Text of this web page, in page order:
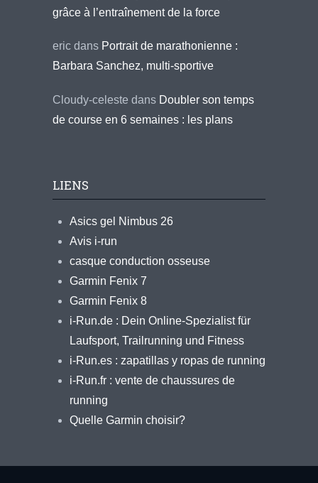
grâce à l’entraînement de la force
eric dans Portrait de marathonienne :
Barbara Sanchez, multi-sportive
Cloudy-celeste dans Doubler son temps
de course en 6 semaines : les plans
LIENS
Asics gel Nimbus 26
Avis i-run
casque conduction osseuse
Garmin Fenix 7
Garmin Fenix 8
i-Run.de : Dein Online-Spezialist für
Laufsport, Trailrunning und Fitness
i-Run.es : zapatillas y ropas de running
i-Run.fr : vente de chaussures de
running
Quelle Garmin choisir?